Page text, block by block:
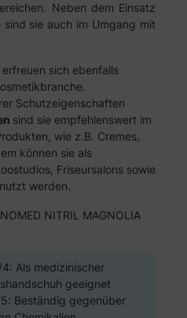
Neben dem Einsatz
sie auch im Umgang mit
sich ebenfalls
Schutzeigenschaften
sind sie empfehlenswert im
wie z.B. Cremes,
können sie als
Friseursalons sowie
werden.
NITRIL MAGNOLIA
Als medizinischer
geeignet
Beständig gegenüber